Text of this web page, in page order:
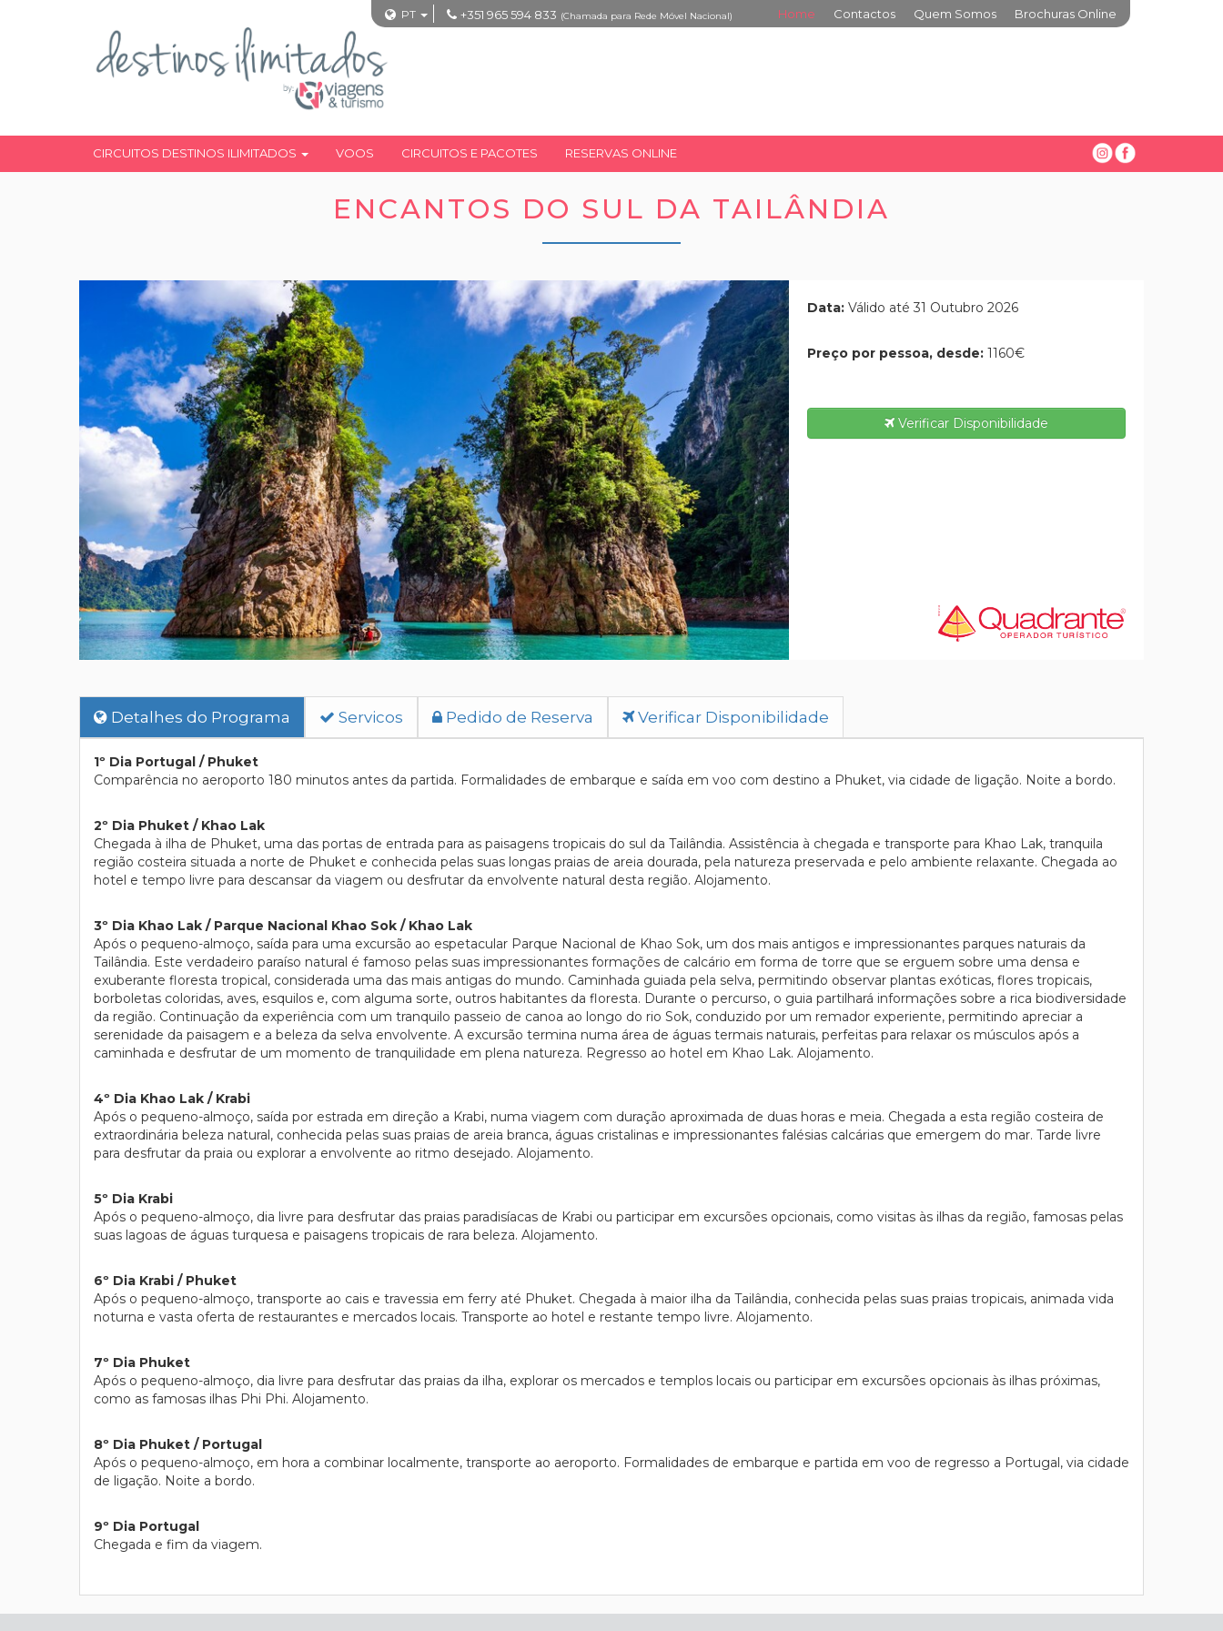
PT +351 965 594 833 (Chamada para Rede Móvel Nacional) Home Contactos Quem Somos Brochuras Online
CIRCUITOS DESTINOS ILIMITADOS VOOS CIRCUITOS E PACOTES RESERVAS ONLINE
ENCANTOS DO SUL DA TAILÂNDIA
Data: Válido até 31 Outubro 2026
Preço por pessoa, desde: 1160€
Verificar Disponibilidade
Detalhes do Programa Servicos Pedido de Reserva Verificar Disponibilidade
1º Dia Portugal / Phuket
Comparência no aeroporto 180 minutos antes da partida. Formalidades de embarque e saída em voo com destino a Phuket, via cidade de ligação. Noite a bordo.
2º Dia Phuket / Khao Lak
Chegada à ilha de Phuket, uma das portas de entrada para as paisagens tropicais do sul da Tailândia. Assistência à chegada e transporte para Khao Lak, tranquila
região costeira situada a norte de Phuket e conhecida pelas suas longas praias de areia dourada, pela natureza preservada e pelo ambiente relaxante. Chegada ao
hotel e tempo livre para descansar da viagem ou desfrutar da envolvente natural desta região. Alojamento.
3º Dia Khao Lak / Parque Nacional Khao Sok / Khao Lak
Após o pequeno-almoço, saída para uma excursão ao espetacular Parque Nacional de Khao Sok, um dos mais antigos e impressionantes parques naturais da
Tailândia. Este verdadeiro paraíso natural é famoso pelas suas impressionantes formações de calcário em forma de torre que se erguem sobre uma densa e
exuberante floresta tropical, considerada uma das mais antigas do mundo. Caminhada guiada pela selva, permitindo observar plantas exóticas, flores tropicais,
borboletas coloridas, aves, esquilos e, com alguma sorte, outros habitantes da floresta. Durante o percurso, o guia partilhará informações sobre a rica biodiversidade
da região. Continuação da experiência com um tranquilo passeio de canoa ao longo do rio Sok, conduzido por um remador experiente, permitindo apreciar a
serenidade da paisagem e a beleza da selva envolvente. A excursão termina numa área de águas termais naturais, perfeitas para relaxar os músculos após a
caminhada e desfrutar de um momento de tranquilidade em plena natureza. Regresso ao hotel em Khao Lak. Alojamento.
4º Dia Khao Lak / Krabi
Após o pequeno-almoço, saída por estrada em direção a Krabi, numa viagem com duração aproximada de duas horas e meia. Chegada a esta região costeira de
extraordinária beleza natural, conhecida pelas suas praias de areia branca, águas cristalinas e impressionantes falésias calcárias que emergem do mar. Tarde livre
para desfrutar da praia ou explorar a envolvente ao ritmo desejado. Alojamento.
5º Dia Krabi
Após o pequeno-almoço, dia livre para desfrutar das praias paradisíacas de Krabi ou participar em excursões opcionais, como visitas às ilhas da região, famosas pelas
suas lagoas de águas turquesa e paisagens tropicais de rara beleza. Alojamento.
6º Dia Krabi / Phuket
Após o pequeno-almoço, transporte ao cais e travessia em ferry até Phuket. Chegada à maior ilha da Tailândia, conhecida pelas suas praias tropicais, animada vida
noturna e vasta oferta de restaurantes e mercados locais. Transporte ao hotel e restante tempo livre. Alojamento.
7º Dia Phuket
Após o pequeno-almoço, dia livre para desfrutar das praias da ilha, explorar os mercados e templos locais ou participar em excursões opcionais às ilhas próximas,
como as famosas ilhas Phi Phi. Alojamento.
8º Dia Phuket / Portugal
Após o pequeno-almoço, em hora a combinar localmente, transporte ao aeroporto. Formalidades de embarque e partida em voo de regresso a Portugal, via cidade
de ligação. Noite a bordo.
9º Dia Portugal
Chegada e fim da viagem.